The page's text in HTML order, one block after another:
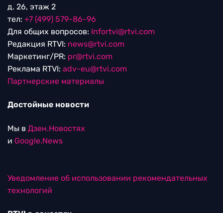
д. 26, этаж 2
тел: +7 (499) 579-86-96
Для общих вопросов: Infortvi@rtvi.com
Редакция RTVI: news@rtvi.com
Маркетинг/PR: pr@rtvi.com
Реклама RTVI: adv-eu@rtvi.com
Партнерские материалы
Достойные новости
Мы в Дзен.Новостях
и Google.News
Уведомление об использовании рекомендательных
технологий